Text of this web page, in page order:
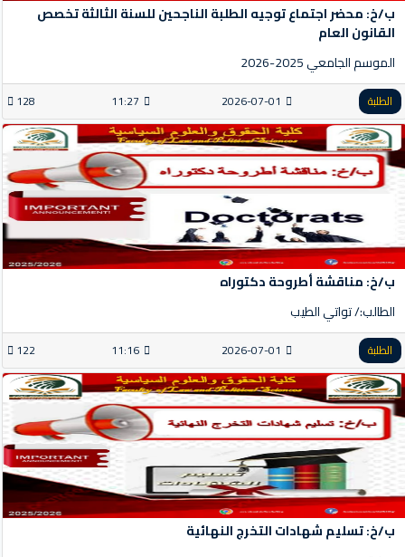
ب/خ: محضر اجتماع توجيه الطلبة الناجحين للسنة الثالثة تخصص
القانون العام
الموسم الجامعي 2025-2026
الطلبة 2026-07-01
11:27
128
ب/خ: مناقشة أطروحة دكتوراه
الطالب:/ تواتي الطيب
الطلبة 2026-07-01
11:16
122
ب/خ: تسليم شهادات التخرج النهائية